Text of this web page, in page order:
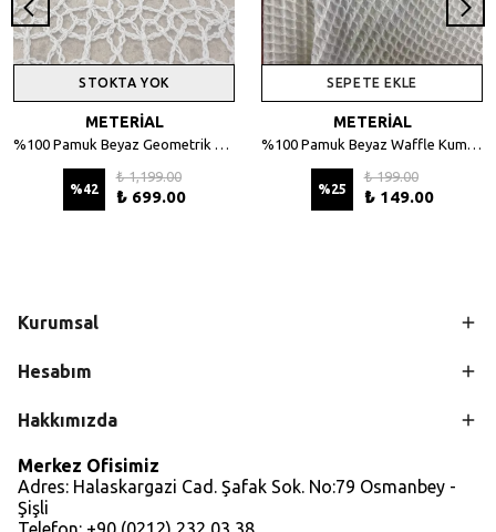
STOKTA YOK
METERİAL
%100 Pamuk Beyaz Geometrik Desenli File Kumaş - 135 cm En
%42
₺ 1,199.00
₺ 699.00
SEPETE EKLE
METERİAL
%100 Pamuk Beyaz Waffle Kumaş – Petek Dokulu, 140 cm En
%25
₺ 199.00
₺ 149.00
Kurumsal
Hesabım
Hakkımızda
Merkez Ofisimiz
Adres: Halaskargazi Cad. Şafak Sok. No:79 Osmanbey -
Şişli